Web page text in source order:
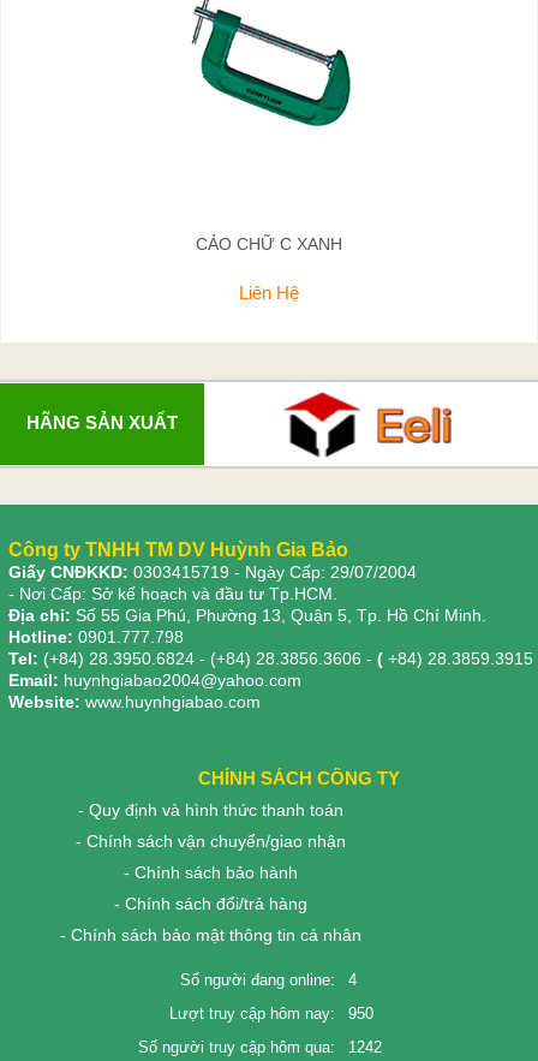
CẢO CHỮ C XANH
Liên Hệ
HÃNG SẢN XUẤT
Công ty TNHH TM DV Huỳnh Gia Bảo
Giấy CNĐKKD: 0303415719 - Ngày Cấp: 29/07/2004
- Nơi Cấp: Sở kế hoạch và đầu tư Tp.HCM.
Địa chỉ: Số 55 Gia Phú, Phường 13, Quận 5, Tp. Hồ Chí Minh.
Hotline: 0901.777.798
Tel: (+84) 28.3950.6824 - (+84) 28.3856.3606 - ( +84) 28.3859.3915
Email: huynhgiabao2004@yahoo.com
Website: www.huynhgiabao.com
CHÍNH SÁCH CÔNG TY
- Quy định và hình thức thanh toán
- Chính sách vận chuyển/giao nhận
- Chính sách bảo hành
- Chính sách đổi/trả hàng
- Chính sách bảo mật thông tin cá nhân
Số người đang online:
4
Lượt truy cập hôm nay:
950
Số người truy cập hôm qua:
1242